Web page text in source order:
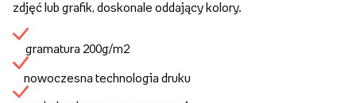
zdjęć lub grafik, doskonale oddający kolory.
gramatura 200g/m2
nowoczesna technologia druku